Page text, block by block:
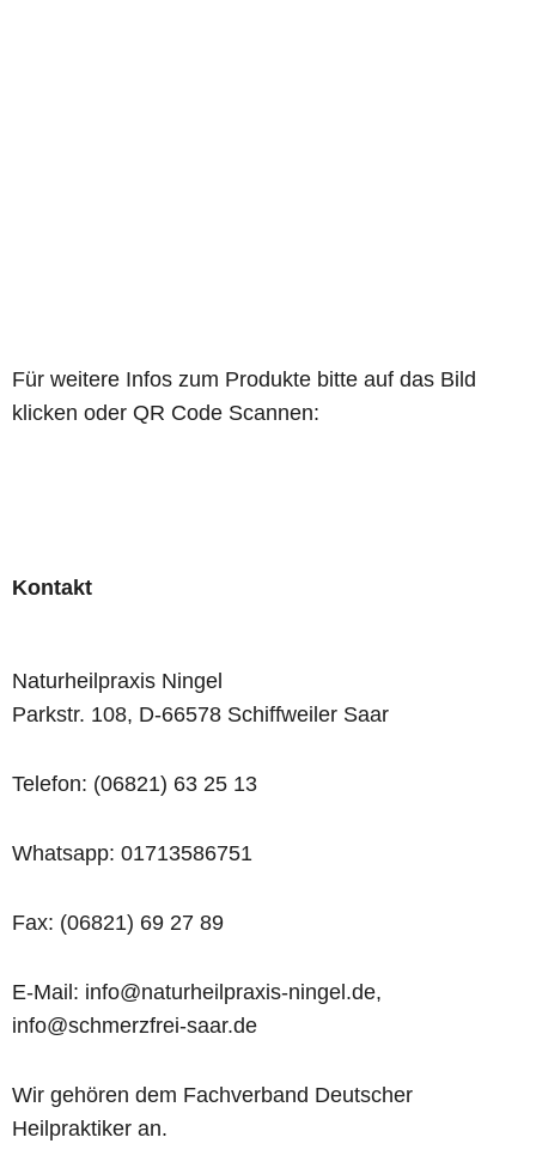
Für weitere Infos zum Produkte bitte auf das Bild
klicken oder QR Code Scannen:
Kontakt
Naturheilpraxis Ningel
Parkstr. 108, D-66578 Schiffweiler Saar
Telefon: (06821) 63 25 13
Whatsapp: 01713586751
Fax: (06821) 69 27 89
E-Mail: info@naturheilpraxis-ningel.de,
info@schmerzfrei-saar.de
Wir gehören dem Fachverband Deutscher
Heilpraktiker an.